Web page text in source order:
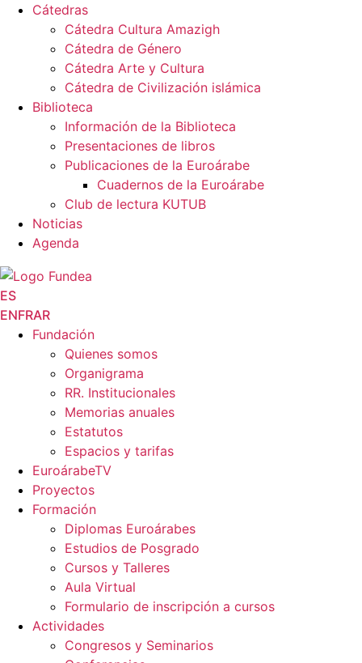
Cátedras
Cátedra Cultura Amazigh
Cátedra de Género
Cátedra Arte y Cultura
Cátedra de Civilización islámica
Biblioteca
Información de la Biblioteca
Presentaciones de libros
Publicaciones de la Euroárabe
Cuadernos de la Euroárabe
Club de lectura KUTUB
Noticias
Agenda
ES
ENFRAR
Fundación
Quienes somos
Organigrama
RR. Institucionales
Memorias anuales
Estatutos
Espacios y tarifas
EuroárabeTV
Proyectos
Formación
Diplomas Euroárabes
Estudios de Posgrado
Cursos y Talleres
Aula Virtual
Formulario de inscripción a cursos
Actividades
Congresos y Seminarios